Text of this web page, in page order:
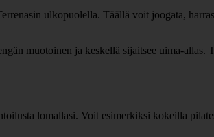
ulkopuolella. Täällä voit joogata,
muotoinen ja keskellä sijaitsee uima-
lomallasi. Voit esimerkiksi kokeilla